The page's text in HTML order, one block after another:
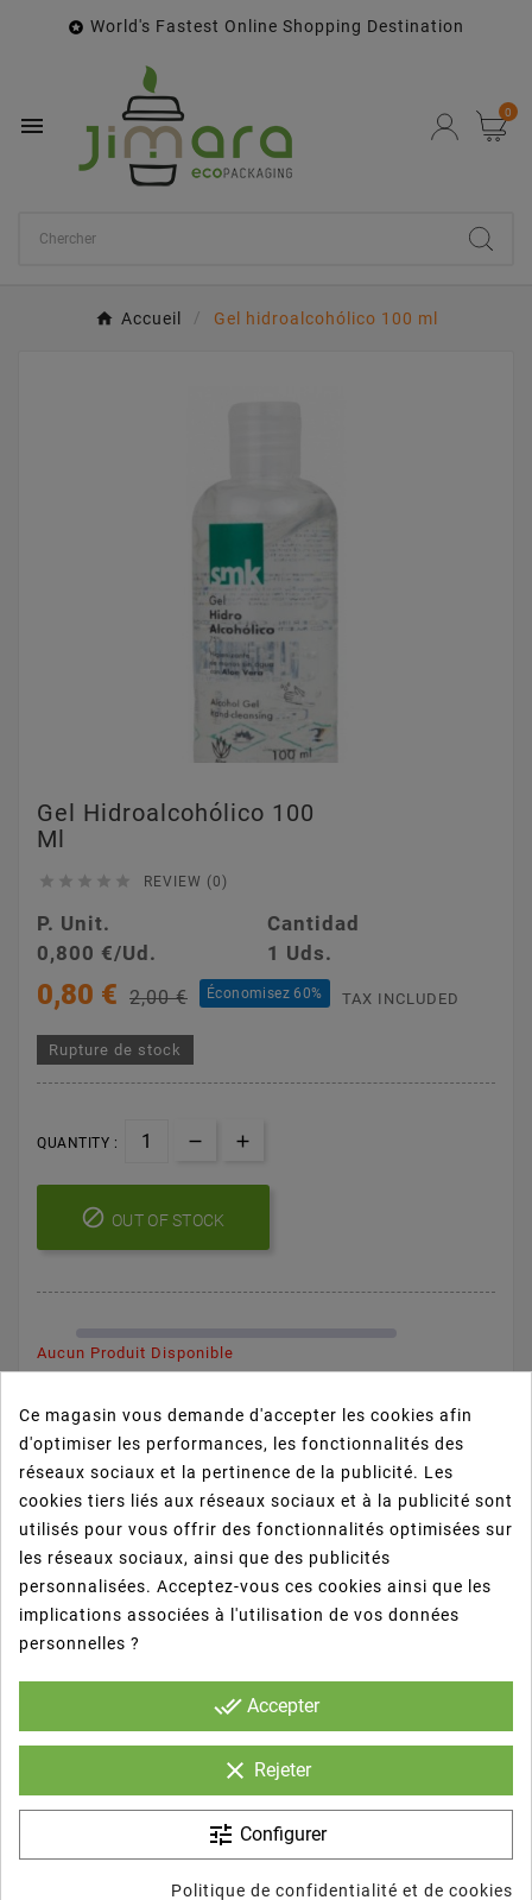
 World's Fastest Online Shopping Destination
 0
Accueil Gel hidroalcohólico 100 ml
Gel Hidroalcohólico 100
Ml
     REVIEW (0)
P. Unit.
Cantidad
0,800 €/Ud.
1 Uds.
0,80 € 2,00 € Économisez 60% TAX INCLUDED
Rupture de stock
QUANTITY :
 OUT OF STOCK
Aucun Produit Disponible
Prévenez-Moi Lorsque Le Produit Est Disponible
brush Personaliza Tu Producto
La description
Ce magasin vous demande d'accepter les cookies afin
d'optimiser les performances, les fonctionnalités des
réseaux sociaux et la pertinence de la publicité. Les
cookies tiers liés aux réseaux sociaux et à la publicité sont
utilisés pour vous offrir des fonctionnalités optimisées sur
les réseaux sociaux, ainsi que des publicités
personnalisées. Acceptez-vous ces cookies ainsi que les
implications associées à l'utilisation de vos données
personnelles ?
done_all Accepter
clear Rejeter
tune Configurer
Politique de confidentialité et de cookies